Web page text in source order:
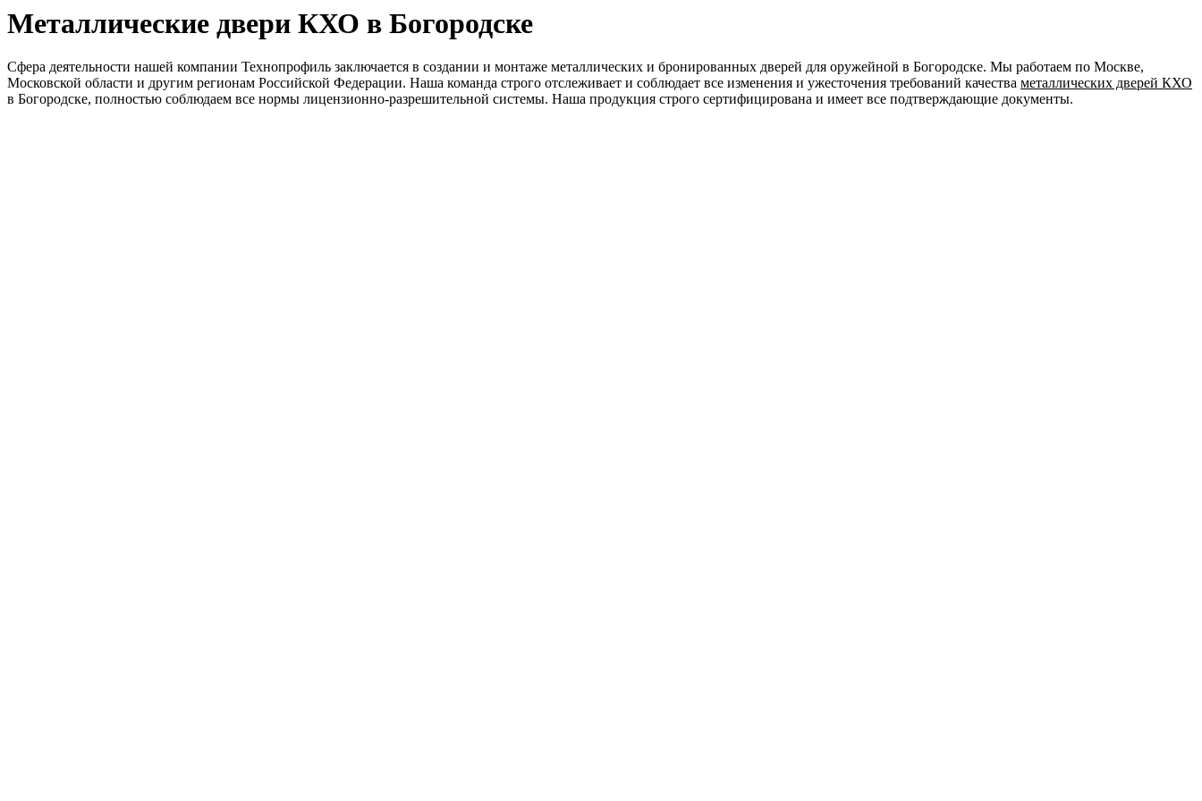
Металлические двери КХО в Богородске
Сфера деятельности нашей компании Технопрофиль заключается в создании и монтаже металлических и бронированных дверей для оружейной в Богородске. Мы работаем по Москве,
Московской области и другим регионам Российской Федерации. Наша команда строго отслеживает и соблюдает все изменения и ужесточения требований качества металлических дверей КХО
в Богородске, полностью соблюдаем все нормы лицензионно-разрешительной системы. Наша продукция строго сертифицирована и имеет все подтверждающие документы.